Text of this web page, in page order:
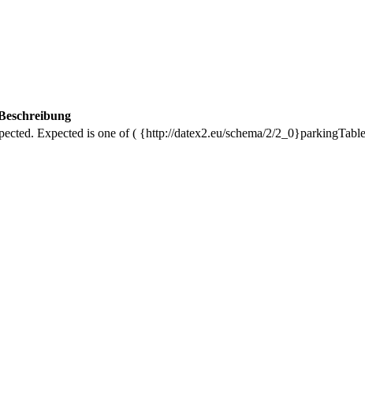
Expected is one of ( {http://datex2.eu/schema/2/